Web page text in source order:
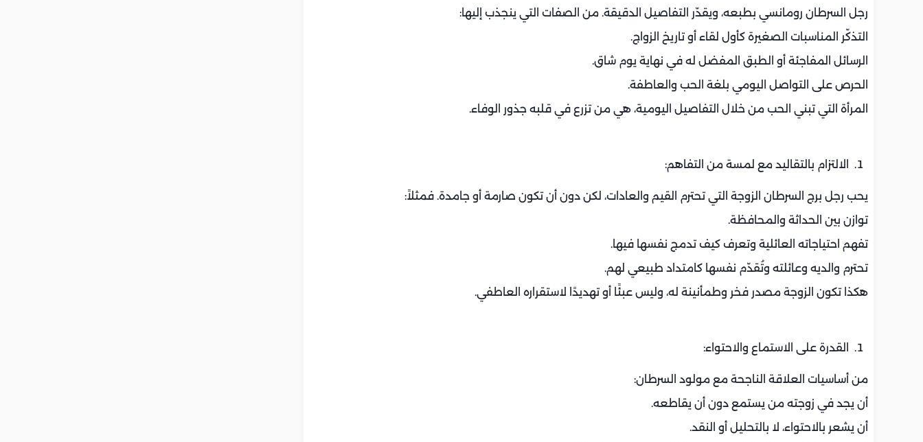
رجل السرطان رومانسي بطبعه، ويقدّر التفاصيل الدقيقة. من الصفات التي ينجذب إليها:
التذكّر المناسبات الصغيرة كأول لقاء أو تاريخ الزواج.
الرسائل المفاجئة أو الطبق المفضل له في نهاية يوم شاق.
الحرص على التواصل اليومي بلغة الحب والعاطفة.
المرأة التي تبني الحب من خلال التفاصيل اليومية، هي من تزرع في قلبه جذور الوفاء.
الالتزام بالتقاليد مع لمسة من التفاهم:
يحب رجل برج السرطان الزوجة التي تحترم القيم والعادات، لكن دون أن تكون صارمة أو جامدة. فمثلاً:
توازن بين الحداثة والمحافظة.
تفهم احتياجاته العائلية وتعرف كيف تدمج نفسها فيها.
تحترم والديه وعائلته وتُقدّم نفسها كامتداد طبيعي لهم.
هكذا تكون الزوجة مصدر فخر وطمأنينة له، وليس عبئًا أو تهديدًا لاستقراره العاطفي.
القدرة على الاستماع والاحتواء:
من أساسيات العلاقة الناجحة مع مولود السرطان:
أن يجد في زوجته من يستمع دون أن يقاطعه.
أن يشعر بالاحتواء، لا بالتحليل أو النقد.